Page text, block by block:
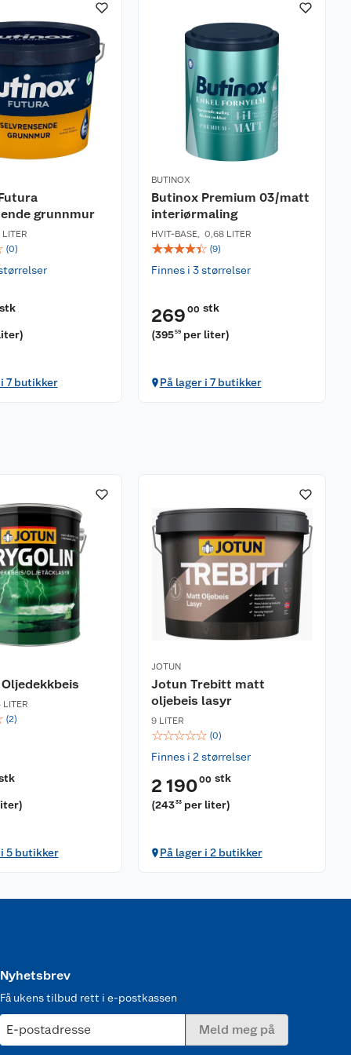
grunnmur
LITER
(0)
stk
)
7 butikker
BUTINOX
Butinox Premium 03/matt
interiørmaling
HVIT-BASE, 0,68 LITER
☆☆☆☆☆ (9)
Finnes i 3 størrelser
269 00 stk
(39559 per liter)
På lager i 7 butikker
LITER
(2)
)
5 butikker
JOTUN
Jotun Trebitt matt
oljebeis lasyr
9 LITER
☆☆☆☆☆ (0)
Finnes i 2 størrelser
2 19000 stk
(24333 per liter)
På lager i 2 butikker
Nyhetsbrev
Få ukens tilbud rett i e-postkassen
E-postadresse Meld meg på